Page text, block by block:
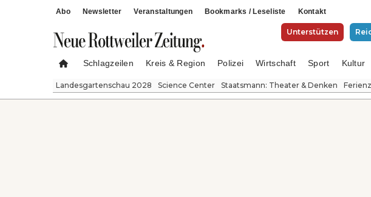
Abo Newsletter Veranstaltungen Bookmarks / Leseliste Kontakt
Unterstützen
Schlagzeilen Kreis & Region Polizei Wirtschaft Sport Kultur
Landesgartenschau 2028 Science Center Staatsmann: Theater & Denken